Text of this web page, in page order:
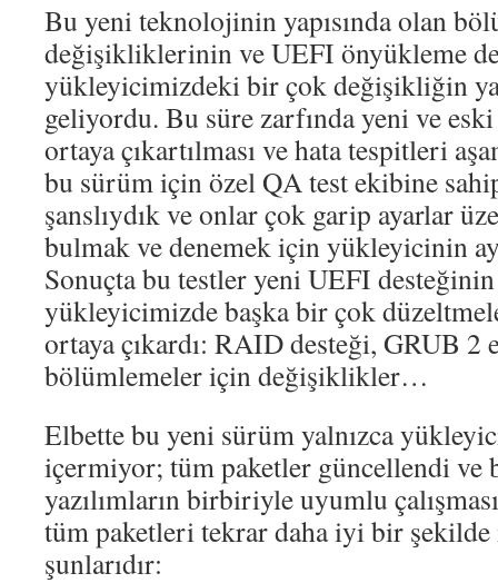
Bu yeni teknolojinin yapısında olan
değişikliklerinin ve UEFI önyükleme
yükleyicimizdeki bir çok değişikliğin
geliyordu. Bu süre zarfında yeni ve
ortaya çıkartılması ve hata tespitleri
bu sürüm için özel QA test ekibine
şanslıydık ve onlar çok garip ayarlar
bulmak ve denemek için yükleyicinin
Sonuçta bu testler yeni UEFI desteğinin
yükleyicimizde başka bir çok
ortaya çıkardı: RAID desteği, GRUB 2
bölümlemeler için değişiklikler…
Elbette bu yeni sürüm yalnızca
içermiyor; tüm paketler güncellendi ve
yazılımların birbiriyle uyumlu
tüm paketleri tekrar daha iyi bir şekilde
şunlarıdır: